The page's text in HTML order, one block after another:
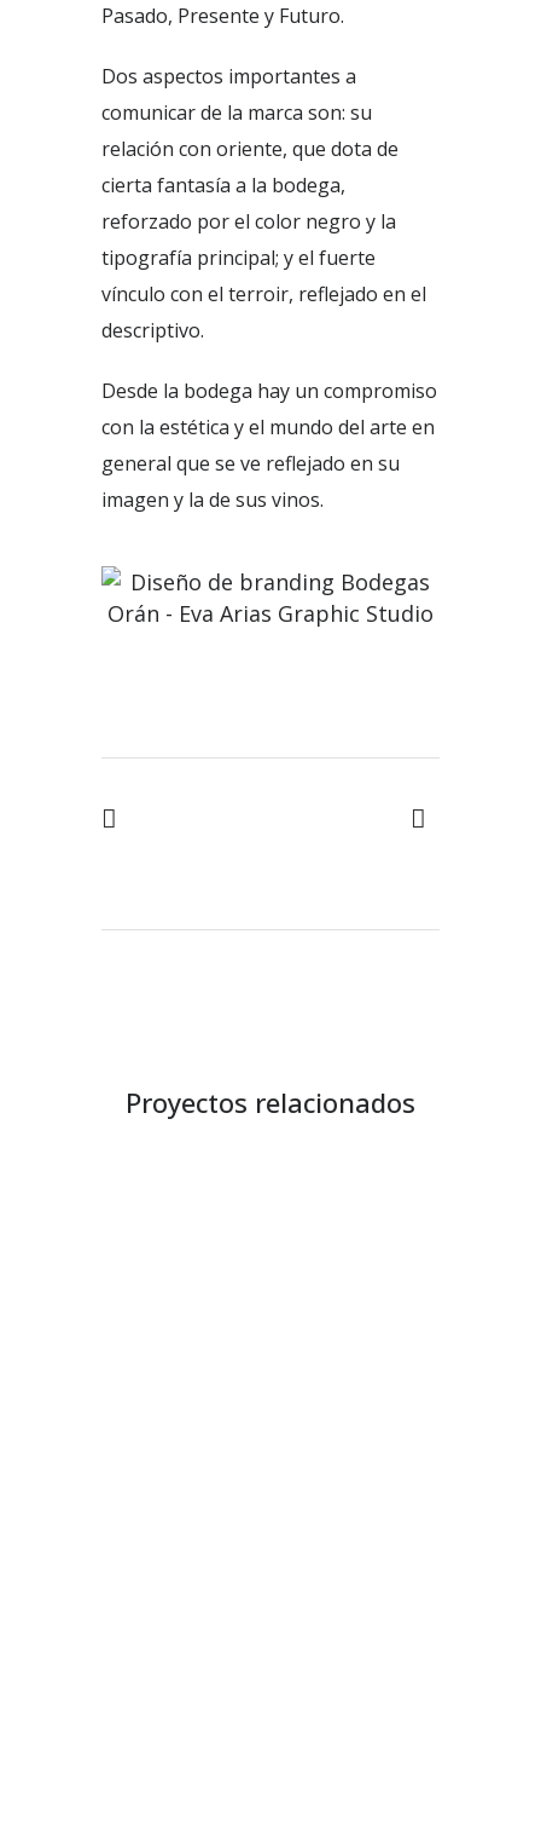
Pasado, Presente y Futuro.
Dos aspectos importantes a
comunicar de la marca son: su
relación con oriente, que dota de
cierta fantasía a la bodega,
reforzado por el color negro y la
tipografía principal; y el fuerte
vínculo con el terroir, reflejado en el
descriptivo.
Desde la bodega hay un compromiso
con la estética y el mundo del arte en
general que se ve reflejado en su
imagen y la de sus vinos.
Proyectos relacionados